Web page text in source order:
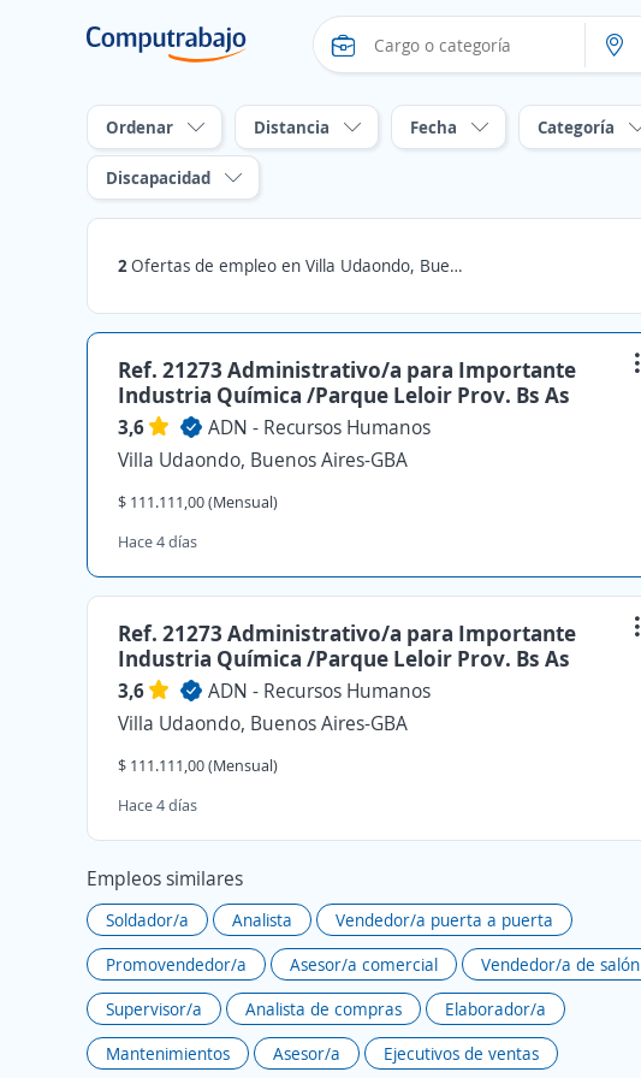
Ordenar Distancia Fecha Categoría
Discapacidad
2Ofertas de empleo en Villa Udaondo, Buenos Aires-GBA
Ref. 21273 Administrativo/a para Importante
Industria Química /Parque Leloir Prov. Bs As
3,6
ADN - Recursos Humanos
Villa Udaondo, Buenos Aires-GBA
$ 111.111,00 (Mensual)
Hace 4 días
Ref. 21273 Administrativo/a para Importante
Industria Química /Parque Leloir Prov. Bs As
3,6
ADN - Recursos Humanos
Villa Udaondo, Buenos Aires-GBA
$ 111.111,00 (Mensual)
Hace 4 días
Empleos similares
Soldador/a Analista
Vendedor/a puerta a puerta
Promovendedor/a
Asesor/a comercial
Vendedor/a de salón
Supervisor/a
Analista de compras
Elaborador/a
Mantenimientos
Asesor/a Ejecutivos de ventas